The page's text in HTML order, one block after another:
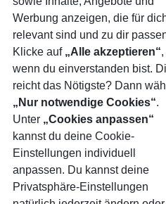
Hotel
3
entfernt liegt das Hotel Comca
1,2 km. Für den Einkauf von
45 km. Am Strand stehen
sowie
und Sonnenschirme für Sie
gestellt werden. Weiterhin
können Sie sich an den
erkunden möchte, kann den
Abendessen werden ebenfalls in
Wohl finden Sie im Hotel eine
Werbung anzeigen, die für
relevant sind und zu dir
Klicke auf „Alle akzeptieren“,
wenn du einverstanden bist.
reicht das Nötigste? Dann
„Nur notwendige Cookies“.
Unter „Cookies anpassen“
kannst du deine Cookie-
Einstellungen individuell
anpassen. Du kannst deine
Privatsphäre-Einstellungen